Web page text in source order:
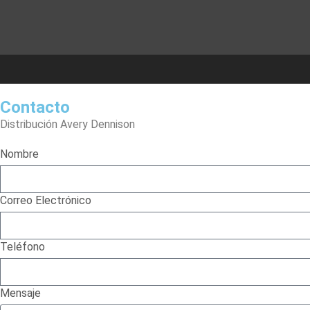
Contacto
Distribución Avery Dennison
Nombre
Correo Electrónico
Teléfono
Mensaje